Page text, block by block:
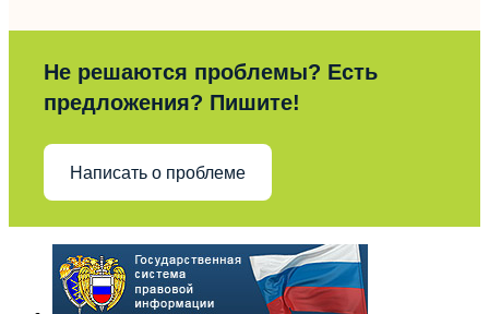
Не решаются проблемы? Есть
предложения? Пишите!
Написать о проблеме